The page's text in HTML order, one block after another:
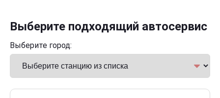
Выберите подходящий автосервис
Выберите город: